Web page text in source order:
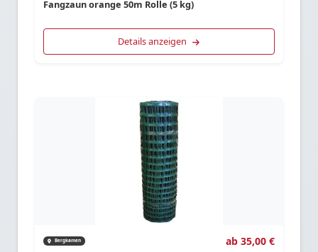
Fangzaun orange 50m Rolle (5 kg)
Details anzeigen
Bergkamen ab 35,00 €